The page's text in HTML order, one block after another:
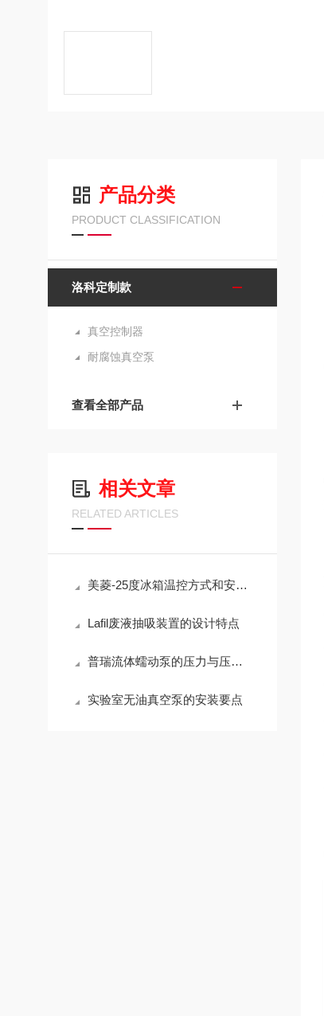
产品分类
PRODUCT CLASSIFICATION
洛科定制款
真空控制器
耐腐蚀真空泵
查看全部产品
相关文章
RELATED ARTICLES
美菱-25度冰箱温控方式和安全系统的特性
Lafil废液抽吸装置的设计特点
普瑞流体蠕动泵的压力与压管间隙有很大关系
实验室无油真空泵的安装要点